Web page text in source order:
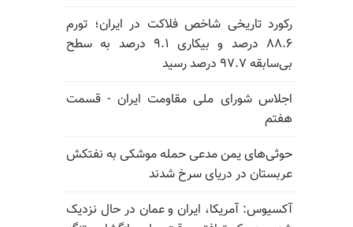
رکورد تاریخی شاخص فلاکت در ایران؛ تورم
۸۸.۶ درصد و بیکاری ۹.۱ درصد به سطح
بی‌سابقه ۹۷.۷ درصد رسید
اجلاس شورای ملی مقاومت ایران - قسمت
هفتم
حوثی‌های یمن مدعی حمله موشکی به نفتکش
عربستان در دریای سرخ شدند
آکسیوس: آمریکا، ایران و عمان در حال نزدیک